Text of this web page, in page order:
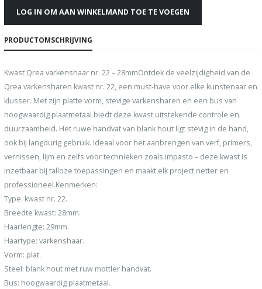
LOG IN OM AAN WINKELMAND TOE TE VOEGEN
PRODUCTOMSCHRIJVING
Kwast Qrea varkenshaar nr. 22 – 28mmOntdek de veelzijdigheid van de
Qrea varkensharen kwast nr. 22, een must-have voor elke kunstenaar en
klusser. Met zijn platte vorm, stevige varkensharen en een bus van
hoogwaardig plaatmetaal biedt deze kwast uitstekende controle en
duurzaamheid. Het ruwe handvat van blank hout ligt stevig in de hand,
ook bij langdurig gebruik. Ideaal voor het aanbrengen van verf, primers,
vernissen, lijm en zelfs voor technieken zoals impasto – deze kwast is
inzetbaar bij talloze toepassingen en maakt elk project netter en
professioneel.Kenmerken:
Type: kwast nr. 22.
Breedte kwast: 28mm.
Haarlengte: 29mm.
Haartype: varkenshaar.
Vorm: plat.
Steel: blank hout met ruw mottler handvat.
Bus: hoogwaardig plaatmetaal.